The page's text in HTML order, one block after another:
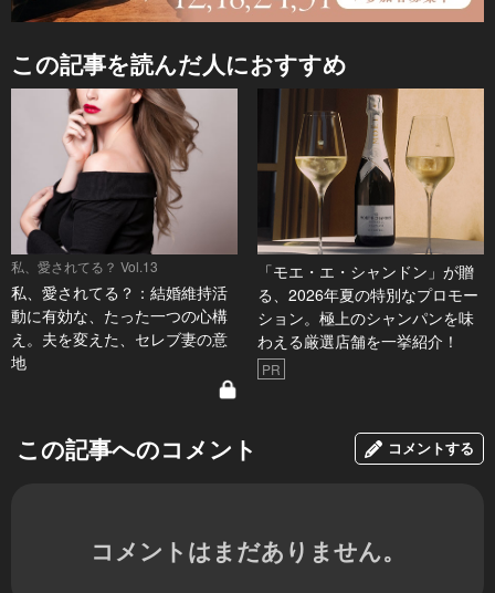
この記事を読んだ人におすすめ
私、愛されてる？ Vol.13
私、愛されてる？：結婚維持活
動に有効な、たった一つの心構
え。夫を変えた、セレブ妻の意
地
「モエ・エ・シャンドン」が贈
る、2026年夏の特別なプロモー
ション。極上のシャンパンを味
わえる厳選店舗を一挙紹介！
PR
この記事へのコメント コメントする
コメントはまだありません。